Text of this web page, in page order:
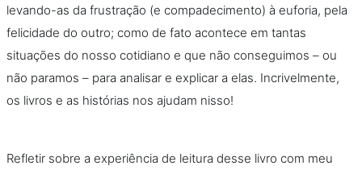
levando-as da frustração (e compadecimento) à euforia, pela
felicidade do outro; como de fato acontece em tantas
situações do nosso cotidiano e que não conseguimos – ou
não paramos – para analisar e explicar a elas. Incrivelmente,
os livros e as histórias nos ajudam nisso!
Refletir sobre a experiência de leitura desse livro com meu